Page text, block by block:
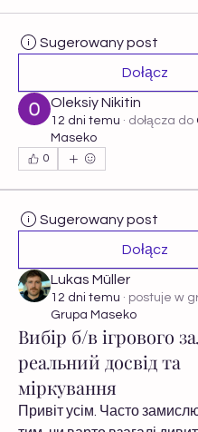
Sugerowany post
Dołącz
Oleksiy Nikitin
12 dni temu · dołącza do
Maseko
0
Sugerowany post
Dołącz
Lukas Müller
12 dni temu · postuje w
Grupa Maseko
Вибір б/в ігрового
реальний досвід та
міркування
Привіт усім. Часто